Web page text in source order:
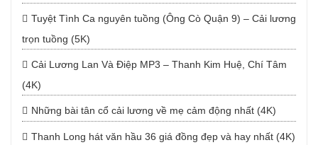
Tuyệt Tình Ca nguyên tuồng (Ông Cò Quận 9) – Cải lương
trọn tuồng (5K)
Cải Lương Lan Và Điệp MP3 – Thanh Kim Huệ, Chí Tâm
(4K)
Những bài tân cổ cải lương về mẹ cảm động nhất (4K)
Thanh Long hát văn hầu 36 giá đồng đẹp và hay nhất (4K)